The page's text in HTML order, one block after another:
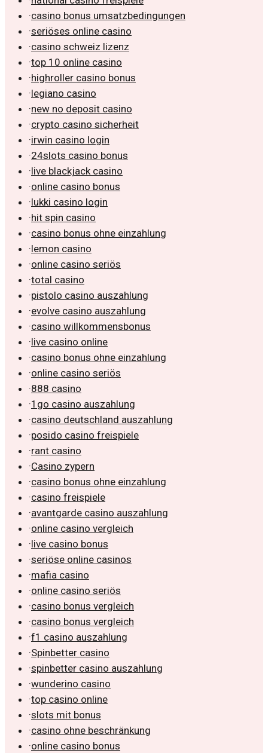
·casino bonus umsatzbedingungen
·seriöses online casino
·casino schweiz lizenz
·top 10 online casino
·highroller casino bonus
·legiano casino
·new no deposit casino
·crypto casino sicherheit
·irwin casino login
·24slots casino bonus
·live blackjack casino
·online casino bonus
·lukki casino login
·hit spin casino
·casino bonus ohne einzahlung
·lemon casino
·online casino seriös
·total casino
·pistolo casino auszahlung
·evolve casino auszahlung
·casino willkommensbonus
·live casino online
·casino bonus ohne einzahlung
·online casino seriös
·888 casino
·1go casino auszahlung
·casino deutschland auszahlung
·posido casino freispiele
·rant casino
·Casino zypern
·casino bonus ohne einzahlung
·casino freispiele
·avantgarde casino auszahlung
·online casino vergleich
·live casino bonus
·seriöse online casinos
·mafia casino
·online casino seriös
·casino bonus vergleich
·casino bonus vergleich
·f1 casino auszahlung
·Spinbetter casino
·spinbetter casino auszahlung
·wunderino casino
·top casino online
·slots mit bonus
·casino ohne beschränkung
·online casino bonus